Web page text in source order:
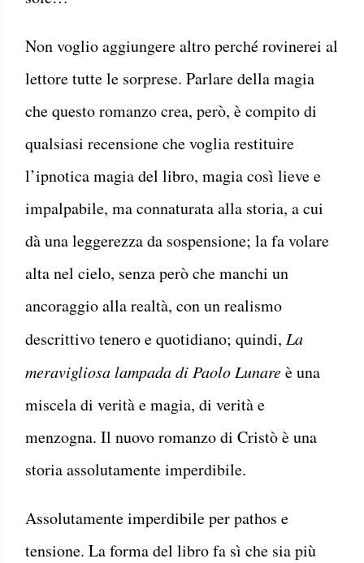
Non voglio aggiungere altro perché rovinerei al
lettore tutte le sorprese. Parlare della magia
che questo romanzo crea, però, è compito di
qualsiasi recensione che voglia restituire
l’ipnotica magia del libro, magia così lieve e
impalpabile, ma connaturata alla storia, a cui
dà una leggerezza da sospensione; la fa volare
alta nel cielo, senza però che manchi un
ancoraggio alla realtà, con un realismo
descrittivo tenero e quotidiano; quindi, La
meravigliosa lampada di Paolo Lunareè una
miscela di verità e magia, di verità e
menzogna. Il nuovo romanzo di Cristò è una
storia assolutamente imperdibile.
Assolutamente imperdibile per pathos e
tensione. La forma del libro fa sì che sia più